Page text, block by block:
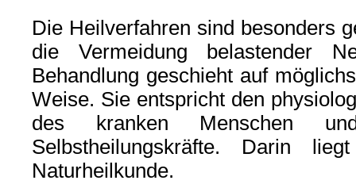
Die Heilverfahren sind besonders
die Vermeidung belastender
Behandlung geschieht auf
Weise. Sie entspricht den
des kranken Menschen
Selbstheilungskräfte. Darin
Naturheilkunde.